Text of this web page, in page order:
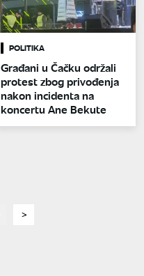
POLITIKA
Građani u Čačku održali
protest zbog privođenja
nakon incidenta na
koncertu Ane Bekute
page